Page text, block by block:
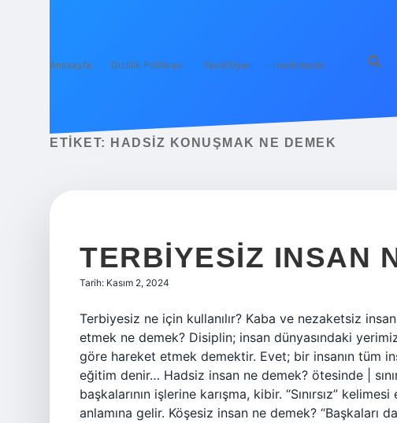
Anasayfa Gizlilik Politikası Yasal Uyarı Hakkımızda
ETIKET: HADSIZ KONUŞMAK NE DEMEK
TERBIYESIZ INSAN
Tarih: Kasım 2, 2024
Terbiyesiz ne için kullanılır? Kaba ve nezaketsiz
etmek ne demek? Disiplin; insan dünyasındaki
göre hareket etmek demektir. Evet; bir insanın tüm
eğitim denir… Hadsiz insan ne demek? ötesinde |
başkalarının işlerine karışma, kibir. “Sınırsız” kelimesi
anlamına gelir. Köşesiz insan ne demek? “Başkaları